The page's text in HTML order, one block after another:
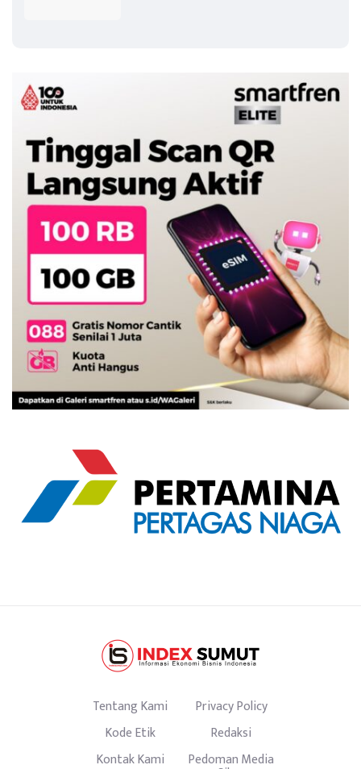
Tentang Kami
Privacy Policy
Kode Etik
Redaksi
Kontak Kami
Pedoman Media